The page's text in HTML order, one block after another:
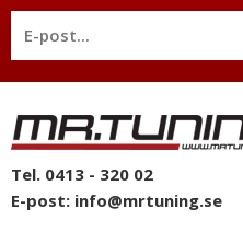
Tel. 0413 - 320 02
E-post: info@mrtuning.se